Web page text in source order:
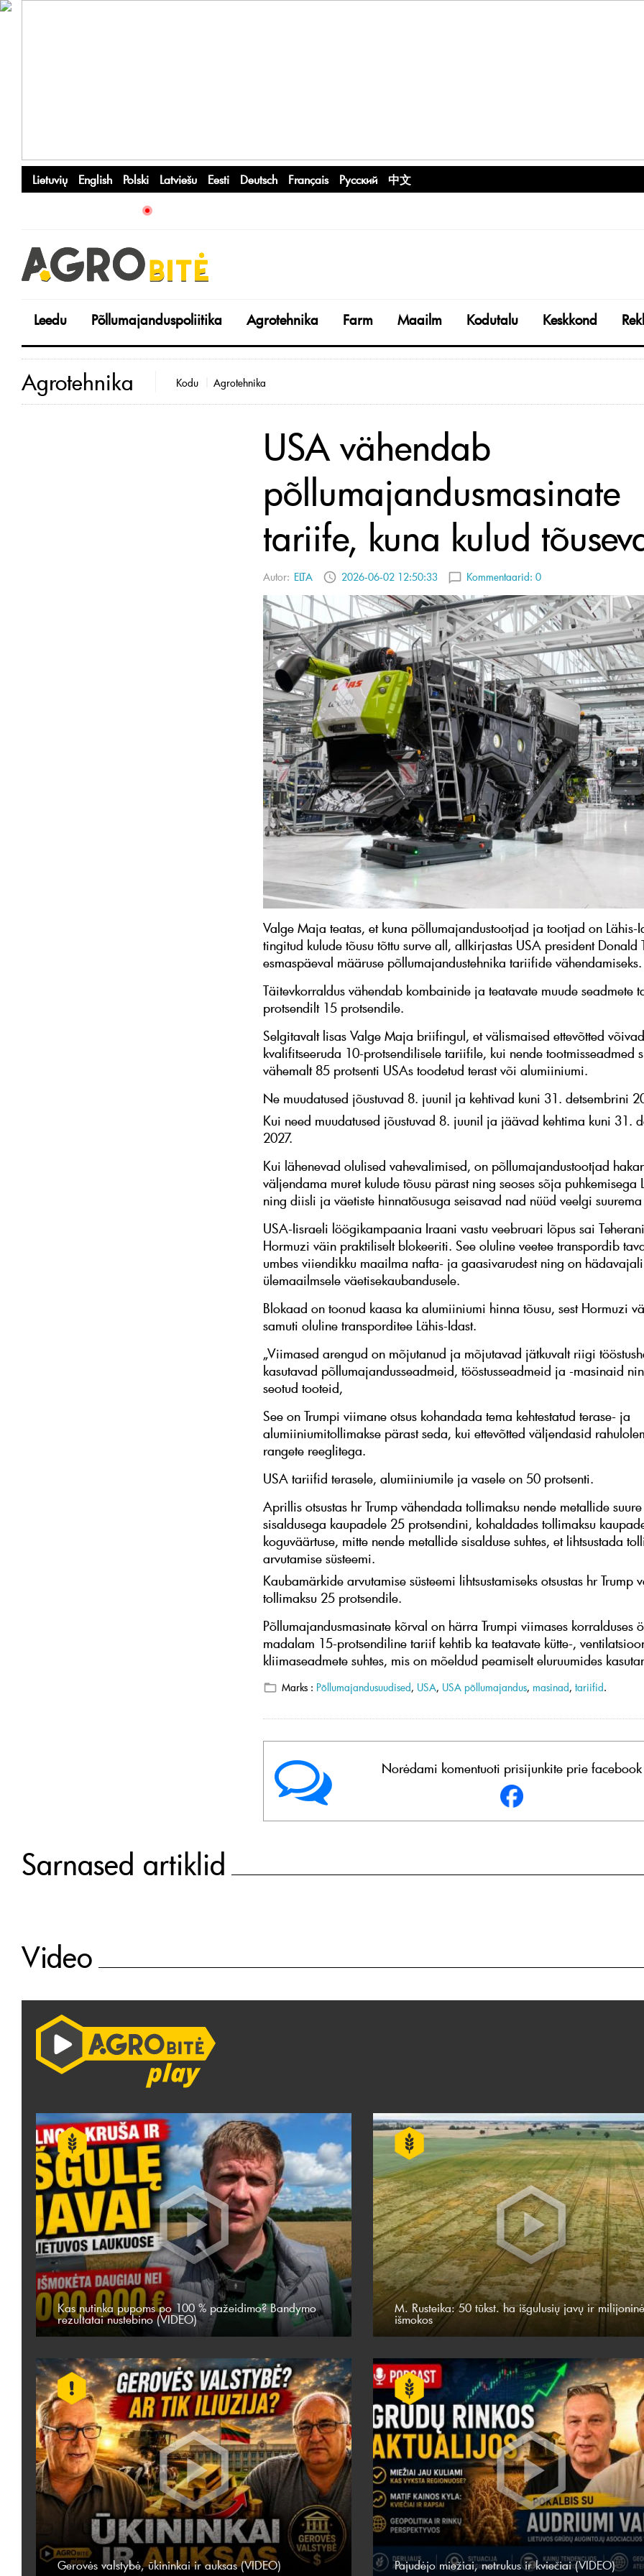
Lietuvių English Polski Latviešu Eesti Deutsch Français Русский 中文
Leedu Põllumajanduspoliitika Agrotehnika Farm Maailm Kodutalu Keskkond
Agrotehnika Kodu Agrotehnika
USA vähendab
põllumajandusmasinate
tariife, kuna kulud
Autor: ELTA 2026-06-02 12:50:33 Kommentaarid: 0
Valge Maja teatas, et kuna põllumajandustootjad ja tootjad on Lähis-
tingitud kulude tõusu tõttu surve all, allkirjastas USA president Donald
esmaspäeval määruse põllumajandustehnika tariifide vähendamiseks.
Täitevkorraldus vähendab kombainide ja teatavate muude seadmete
protsendilt 15 protsendile.
Selgitavalt lisas Valge Maja briifingul, et välismaised ettevõtted võivad
kvalifitseeruda 10-protsendilisele tariifile, kui nende tootmisseadmed
vähemalt 85 protsenti USAs toodetud terast või alumiiniumi.
Ne muudatused jõustuvad 8. juunil ja kehtivad kuni 31. detsembrini
Kui need muudatused jõustuvad 8. juunil ja jäävad kehtima kuni 31.
2027.
Kui lähenevad olulised vahevalimised, on põllumajandustootjad
väljendama muret kulude tõusu pärast ning seoses sõja puhkemisega
ning diisli ja väetiste hinnatõusuga seisavad nad nüüd veelgi
USA-Iisraeli löögikampaania Iraani vastu veebruari lõpus sai
Hormuzi väin praktiliselt blokeeriti. See oluline veetee transpordib
umbes viiendikku maailma nafta- ja gaasivarudest ning on
ülemaailmsele väetisekaubandusele.
Blokaad on toonud kaasa ka alumiiniumi hinna tõusu, sest Hormuzi
samuti oluline transporditee Lähis-Idast.
„Viimased arengud on mõjutanud ja mõjutavad jätkuvalt riigi
kasutavad põllumajandusseadmeid, tööstusseadmeid ja -masinaid
seotud tooteid,
See on Trumpi viimane otsus kohandada tema kehtestatud terase- ja
alumiiniumitollimakse pärast seda, kui ettevõtted väljendasid
rangete reeglitega.
USA tariifid terasele, alumiiniumile ja vasele on 50 protsenti.
Aprillis otsustas hr Trump vähendada tollimaksu nende metallide suure
sisaldusega kaupadele 25 protsendini, kohaldades tollimaksu
koguväärtuse, mitte nende metallide sisalduse suhtes, et lihtsustada
arvutamise süsteemi.
Kaubamärkide arvutamise süsteemi lihtsustamiseks otsustas hr Trump
tollimaksu 25 protsendile.
Põllumajandusmasinate kõrval on härra Trumpi viimases korralduses
madalam 15-protsendiline tariif kehtib ka teatavate kütte-,
kliimaseadmete suhtes, mis on mõeldud peamiselt eluruumides
Marks : Põllumajandusuudised, USA, USA põllumajandus, masinad, tariifid.
Norėdami komentuoti prisijunkite prie facebook
Sarnased artiklid
Video
Kas nutinka pupoms po 100 % pažeidimo? Bandymo
rezultatai nustebino (VIDEO)
M. Rusteika: 50 tūkst. ha išgulusių javų ir
išmokos
Gerovės valstybė, ūkininkai ir auksas (VIDEO) Pajudėjo miežiai, netrukus ir kviečiai (VIDEO)